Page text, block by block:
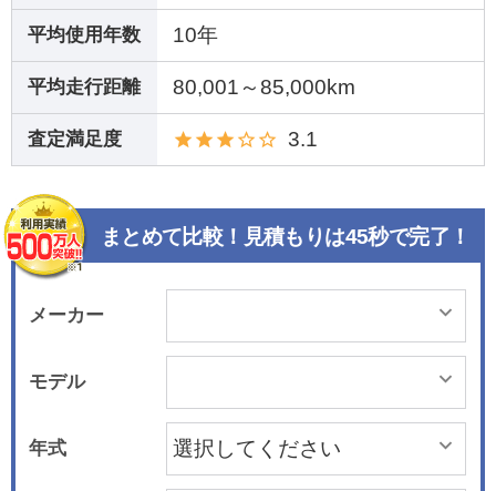
平均使用年数 10年
平均走行距離 80,001～85,000km
査定満足度 3.1
まとめて比較！見積もりは45秒で完了！
メーカー
モデル
年式